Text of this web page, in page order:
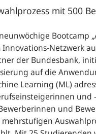
mit 500
Bootcamp
Innovations-Netzwerk
der Bundesbank,
auf die
Learning (ML)
und
und